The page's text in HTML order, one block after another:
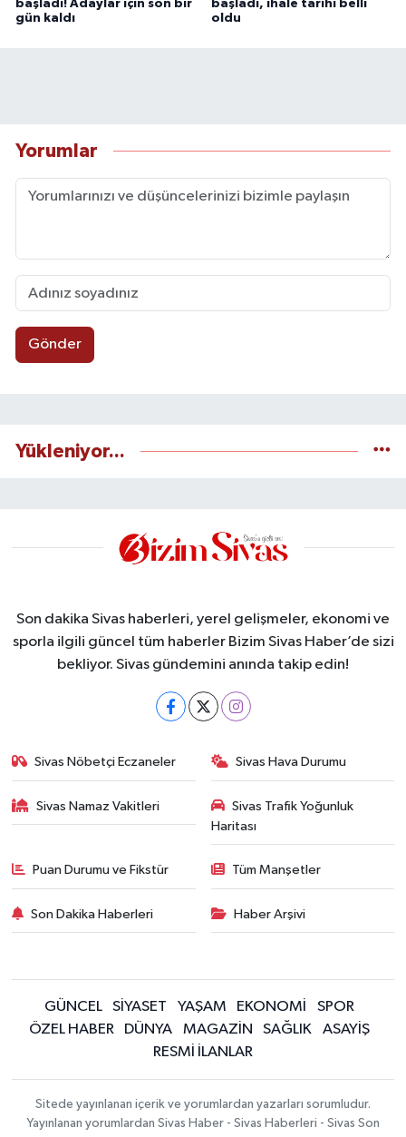
başladı! Adaylar için son bir
gün kaldı
başladı, ihale tarihi belli
oldu
Yorumlar
Gönder
Yükleniyor...
Son dakika Sivas haberleri, yerel gelişmeler, ekonomi ve
sporla ilgili güncel tüm haberler Bizim Sivas Haber’de sizi
bekliyor. Sivas gündemini anında takip edin!
Sivas Nöbetçi Eczaneler Sivas Hava Durumu
Sivas Namaz Vakitleri
Sivas Trafik Yoğunluk
Haritası
Puan Durumu ve Fikstür Tüm Manşetler
Son Dakika Haberleri Haber Arşivi
GÜNCEL SİYASET YAŞAM EKONOMİ
SPOR
ÖZEL HABER
DÜNYA MAGAZİN SAĞLIK
ASAYİŞ
RESMİ İLANLAR
Sitede yayınlanan içerik ve yorumlardan yazarları sorumludur.
Yayınlanan yorumlardan Sivas Haber - Sivas Haberleri - Sivas Son